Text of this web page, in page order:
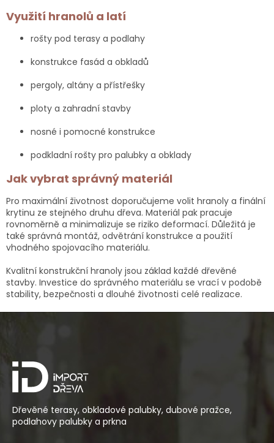
d
c
p
y
ý
i
u
Využití hranolů a latí
rošty pod terasy a podlahy
konstrukce fasád a obkladů
pergoly, altány a přístřešky
ploty a zahradní stavby
nosné i pomocné konstrukce
podkladní rošty pro palubky a obklady
Jak vybrat správný materiál
Pro maximální životnost doporučujeme volit hranoly a finální
krytinu ze stejného druhu dřeva. Materiál pak pracuje
rovnoměrně a minimalizuje se riziko deformací. Důležitá je
také správná montáž, odvětrání konstrukce a použití
vhodného spojovacího materiálu.
Kvalitní konstrukční hranoly jsou základ každé dřevěné
stavby. Investice do správného materiálu se vrací v podobě
stability, bezpečnosti a dlouhé životnosti celé realizace.
a
Dřevěné terasy, obkladové palubky, dubové pražce,
podlahovy palubky a prkna